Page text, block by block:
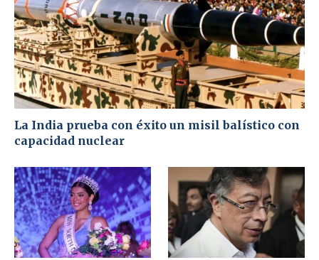
La India prueba con éxito un misil balístico con
capacidad nuclear